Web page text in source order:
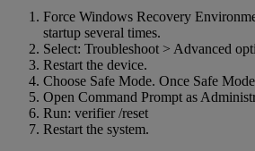
Force Windows Recovery
startup several times.
Select: Troubleshoot > Advanced
Restart the device.
Choose Safe Mode. Once Safe
Open Command Prompt as
Run: verifier /reset
Restart the system.